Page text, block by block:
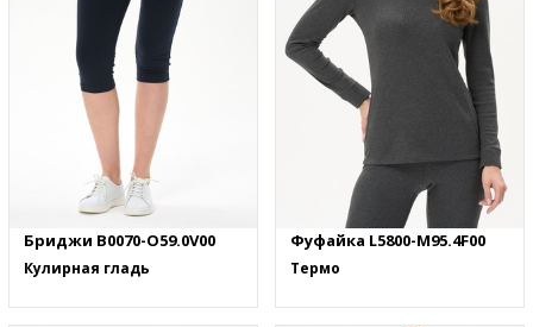
Бриджи B0070-O59.0V00
Кулирная гладь
Фуфайка L5800-M95.4F00
Термо